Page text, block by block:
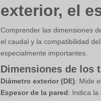
exterior, el
Comprender las dimensiones
el caudal y la compatibilidad
especialmente importantes.
Dimensiones de los
Diámetro exterior (DE): Mide
Espesor de la pared: Indica la